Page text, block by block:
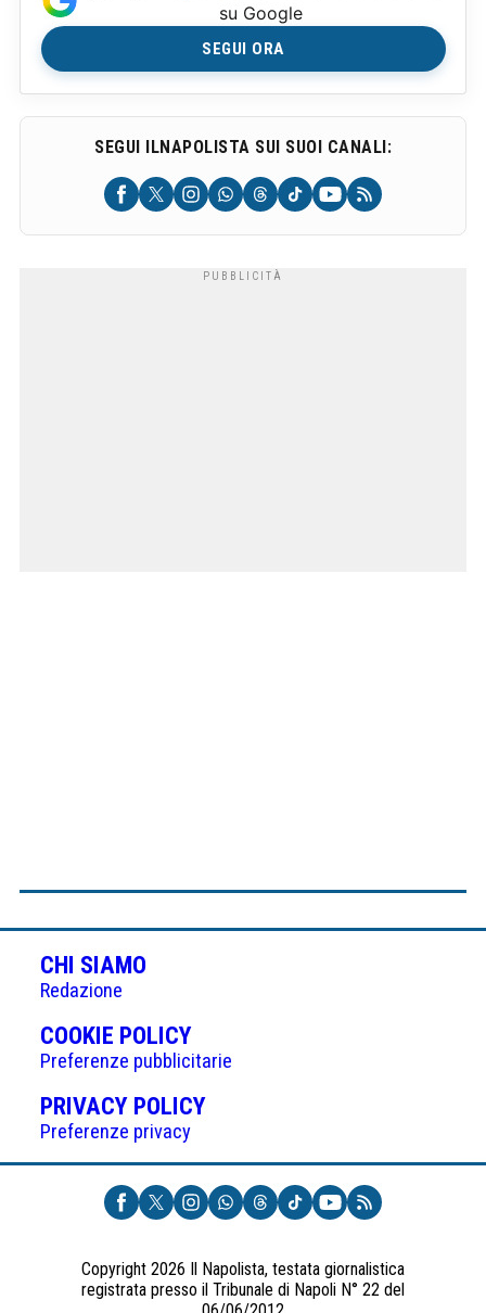
su Google
SEGUI ORA
SEGUI ILNAPOLISTA SUI SUOI CANALI:
CHI SIAMO
Redazione
COOKIE POLICY(APRE
IN
UNA
NUOVA
Preferenze pubblicitarie
PRIVACY POLICY(APRE
UNA
NUOVA
SCHEDA)
Preferenze privacy
Copyright 2026 Il Napolista, testata giornalistica
registrata presso il Tribunale di Napoli N° 22 del